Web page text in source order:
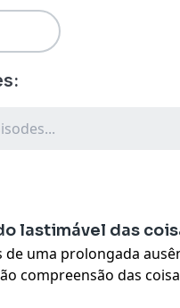
lastimável das
de uma prolongada
compreensão das
e discutimos sobre